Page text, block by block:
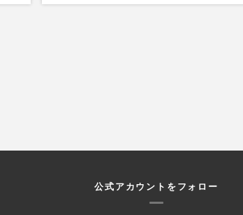
公式アカウントをフォロー